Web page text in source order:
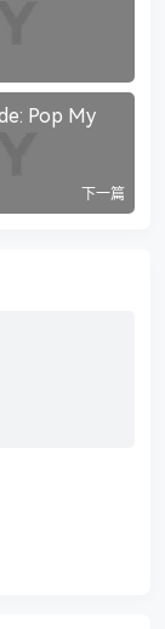
Pop My
下一篇